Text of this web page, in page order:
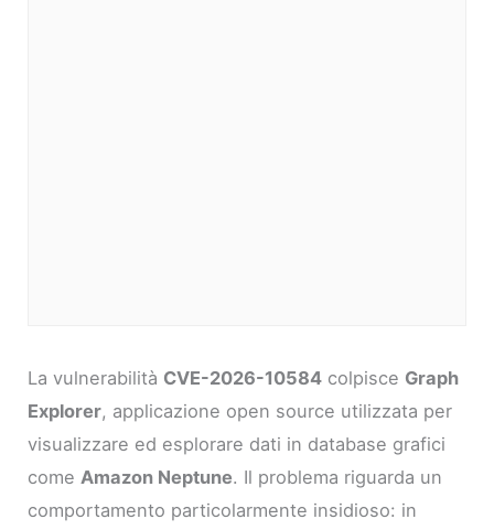
La vulnerabilità CVE-2026-10584 colpisce Graph
Explorer, applicazione open source utilizzata per
visualizzare ed esplorare dati in database grafici
come Amazon Neptune. Il problema riguarda un
comportamento particolarmente insidioso: in